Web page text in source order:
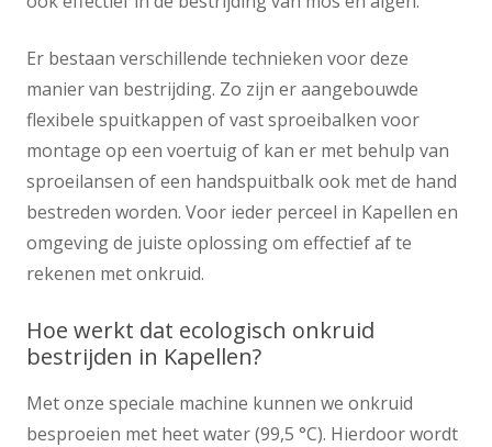
Er bestaan verschillende technieken voor deze
manier van bestrijding. Zo zijn er aangebouwde
flexibele spuitkappen of vast sproeibalken voor
montage op een voertuig of kan er met behulp van
sproeilansen of een handspuitbalk ook met de hand
bestreden worden. Voor ieder perceel in Kapellen en
omgeving de juiste oplossing om effectief af te
rekenen met onkruid.
Hoe werkt dat ecologisch onkruid
bestrijden in Kapellen?
Met onze speciale machine kunnen we onkruid
besproeien met heet water (99,5 °C). Hierdoor wordt